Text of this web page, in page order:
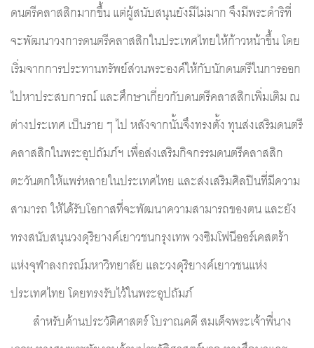
ดนตรีคลาสสิกมากขึ้น แต่ผู้สนับสนุนยังมีไม่มาก จึงมีพระดำริที่
จะพัฒนาวงการดนตรีคลาสสิกในประเทศไทยให้ก้าวหน้าขึ้น โดย
เริ่มจากการประทานทรัพย์ส่วนพระองค์ให้กับนักดนตรีในการออก
ไปหาประสบการณ์ และศึกษาเกี่ยวกับดนตรีคลาสสิกเพิ่มเติม ณ
ต่างประเทศ เป็นราย ๆ ไป หลังจากนั้นจึงทรงตั้ง ทุนส่งเสริมดนตรี
คลาสสิกในพระอุปถัมภ์ฯ เพื่อส่งเสริมกิจกรรมดนตรีคลาสสิก
ตะวันตกให้แพร่หลายในประเทศไทย และส่งเสริมศิลปินที่มีความ
สามารถ ให้ได้รับโอกาสที่จะพัฒนาความสามารถของตน และยัง
ทรงสนับสนุนวงดุริยางค์เยาวชนกรุงเทพ วงซิมโฟนีออร์เคสตร้า
แห่งจุฬาลงกรณ์มหาวิทยาลัย และวงดุริยางค์เยาวชนแห่ง
ประเทศไทย โดยทรงรับไว้ในพระอุปถัมภ์